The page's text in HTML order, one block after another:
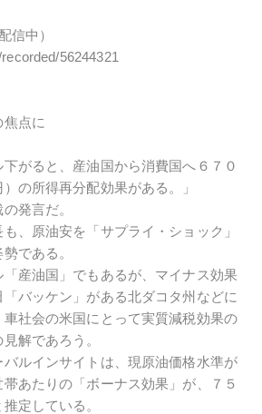
信中）
56244321
点に
下がると、産油国から消費国へ６７０
の所得再分配効果がある。」
発言だ。
、原油安を「サプライ・ショック」
である。
産油国」でもあるが、マイナス効果
バッケン」がある北ダコタ州などに
社会の米国にとって実質減税効果の
解であろう。
ルインサイトは、現原油価格水準が
あたりの「ボーナス効果」が、７５
定している。